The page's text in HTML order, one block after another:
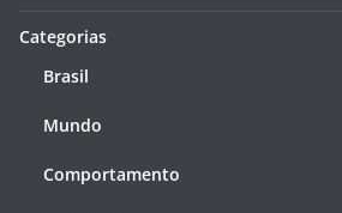
Categorias
Brasil
Mundo
Comportamento